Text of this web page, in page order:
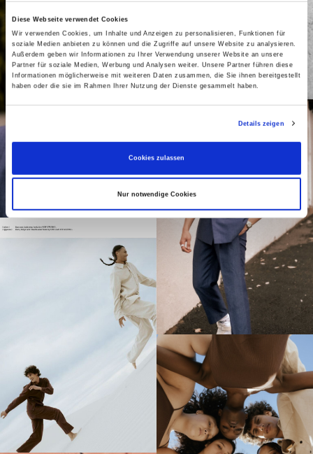
Diese Webseite verwendet Cookies
Wir verwenden Cookies, um Inhalte und Anzeigen zu personalisieren, Funktionen für
soziale Medien anbieten zu können und die Zugriffe auf unsere Website zu analysieren.
Außerdem geben wir Informationen zu Ihrer Verwendung unserer Website an unsere
Partner für soziale Medien, Werbung und Analysen weiter. Unsere Partner führen diese
Informationen möglicherweise mit weiteren Daten zusammen, die Sie ihnen bereitgestellt
haben oder die sie im Rahmen Ihrer Nutzung der Dienste gesammelt haben.
Details zeigen
Cookies zulassen
Nur notwendige Cookies